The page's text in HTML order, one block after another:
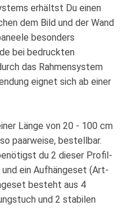
erhältst Du einen
dem Bild und der Wand
besonders
bei bedruckten
das Rahmensystem
eignet sich ab einer
Länge von 20 - 100 cm
paarweise, bestellbar.
du 2 dieser Profil-
und ein Aufhängeset (Art-
besteht aus 4
und 2 stabilen